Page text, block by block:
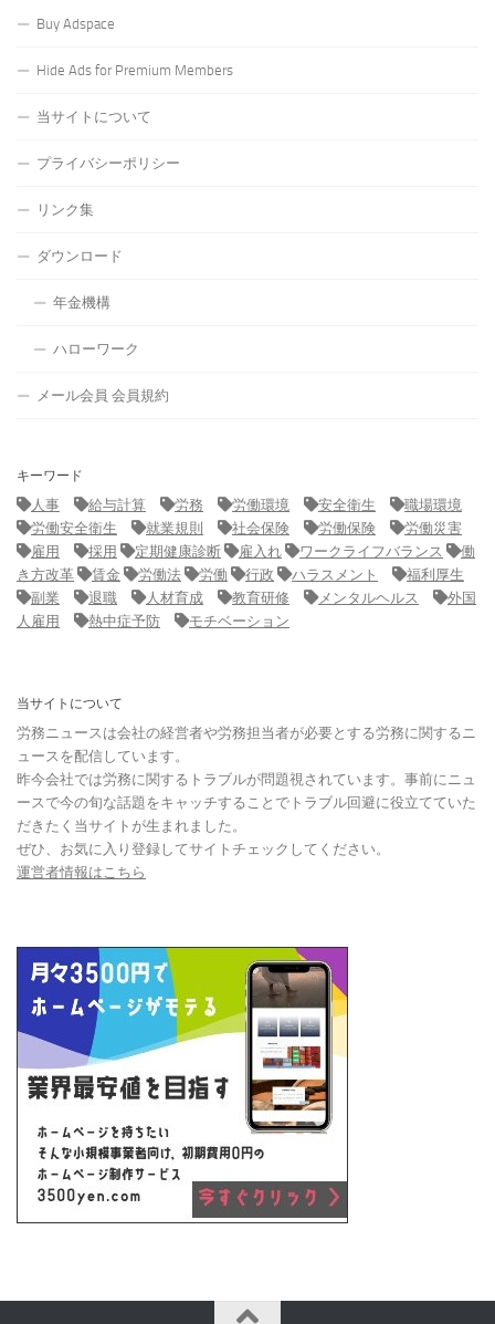
Buy Adspace
Hide Ads for Premium Members
当サイトについて
プライバシーポリシー
リンク集
ダウンロード
年金機構
ハローワーク
メール会員 会員規約
キーワード
人事
給与計算 労務 労働環境 安全衛生
職場環境
労働安全衛生
就業規則 社会保険 労働保険
労働災害
雇用
採用 定期健康診断 雇入れ ワークライフバランス
働
き方改革
賃金 労働法 労働 行政 ハラスメント
福利厚生
副業
退職 人材育成 教育研修 メンタルヘルス
外国
人雇用
熱中症予防 モチベーション
当サイトについて
労務ニュースは会社の経営者や労務担当者が必要とする労務に関するニ
ュースを配信しています。
昨今会社では労務に関するトラブルが問題視されています。事前にニュ
ースで今の旬な話題をキャッチすることでトラブル回避に役立てていた
だきたく当サイトが生まれました。
ぜひ、お気に入り登録してサイトチェックしてください。
運営者情報はこちら